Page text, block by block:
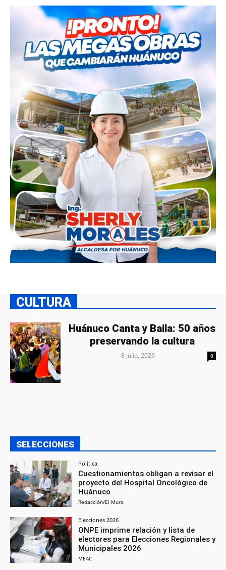
CULTURA
Huánuco Canta y Baila: 50 años
preservando la cultura
8 julio, 2026 0
SELECCIONES
Política
Cuestionamientos obligan a revisar el
proyecto del Hospital Oncológico de
Huánuco
Redacción/El Muro
Elecciones 2026
ONPE imprime relación y lista de
electores para Elecciones Regionales y
Municipales 2026
MEAC